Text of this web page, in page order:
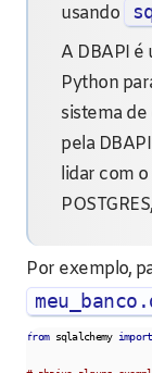
usando
A DBAPI é
Python
sistema
pela
lidar com
Por exemplo,
from sqlalchemy import